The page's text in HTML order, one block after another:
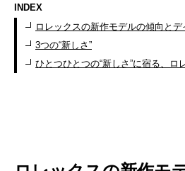
INDEX
ロレックスの新作モデルの傾向と
3つの“新しさ”
ひとつひとつの“新しさ”に宿る、ロ